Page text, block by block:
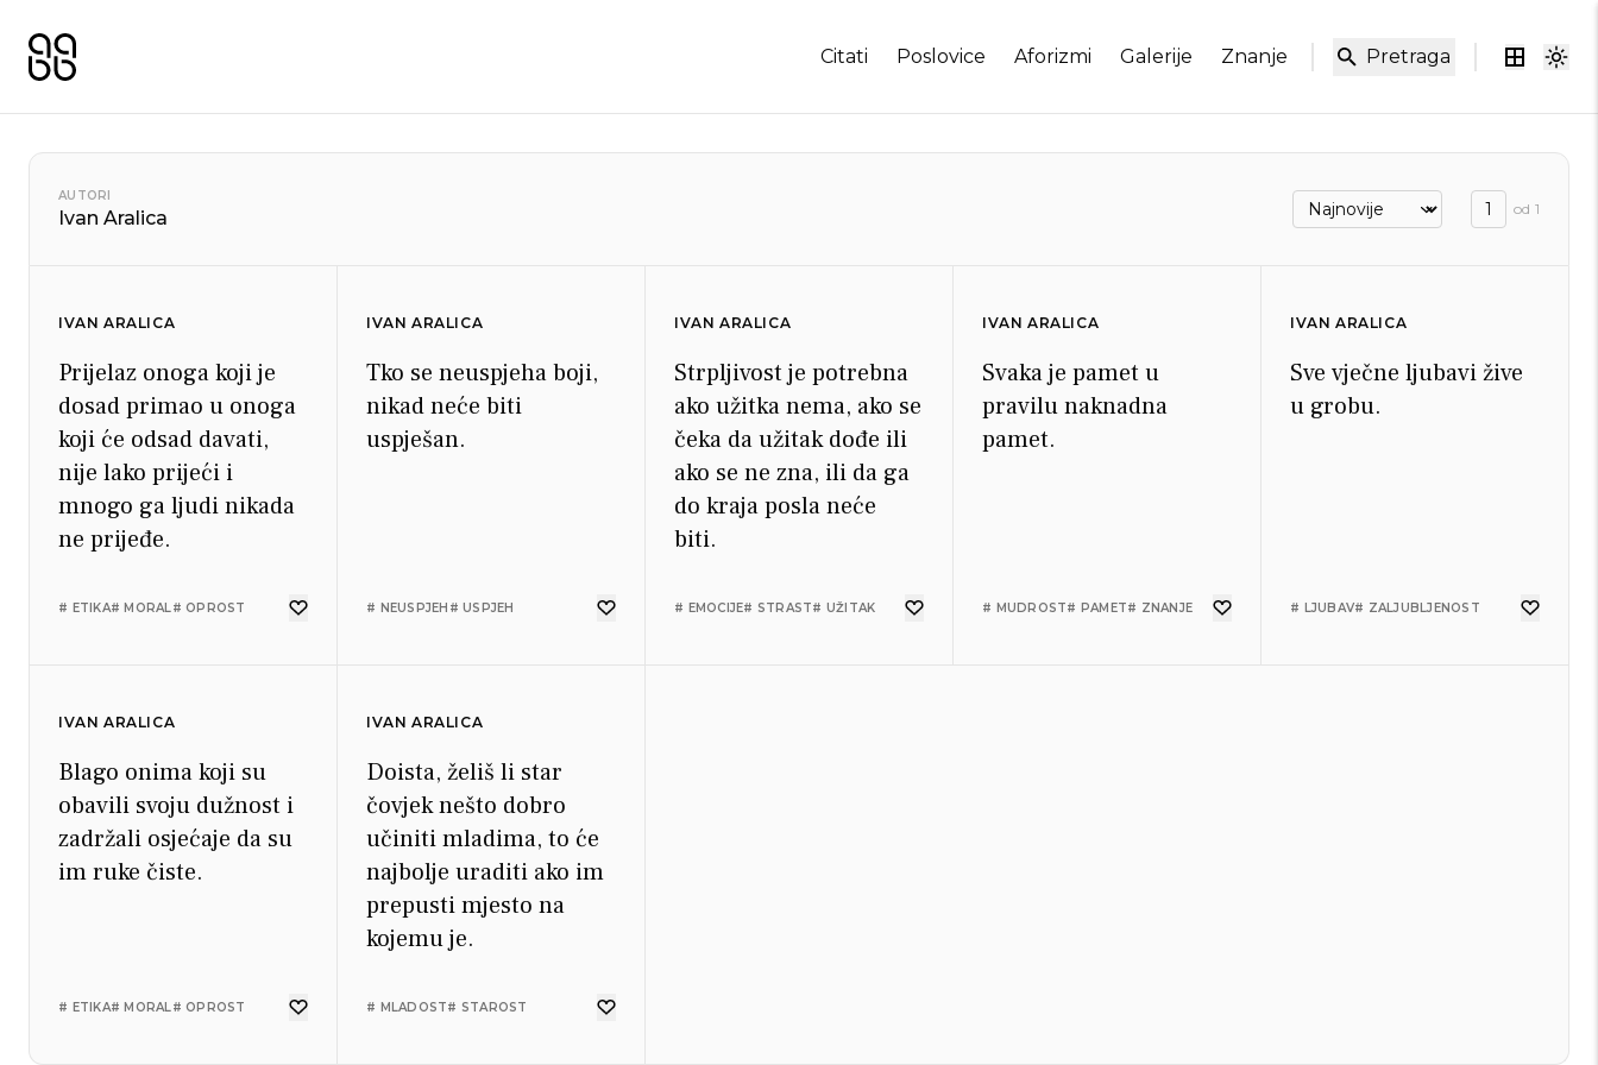
Pretraga
Citati Poslovice Aforizmi Galerije Znanje
AUTORI
Ivan Aralica od 1
IVAN ARALICA
Prijelaz onoga koji je
dosad primao u onoga
koji će odsad davati,
nije lako prijeći i
mnogo ga ljudi nikada
ne prijeđe.
# ETIKA# MORAL# OPROST
IVAN ARALICA
Tko se neuspjeha boji,
nikad neće biti
uspješan.
# NEUSPJEH # USPJEH
IVAN ARALICA
Strpljivost je potrebna
ako užitka nema, ako se
čeka da užitak dođe ili
ako se ne zna, ili da ga
do kraja posla neće
biti.
# EMOCIJE# STRAST# UŽITAK
IVAN ARALICA
Svaka je pamet u
pravilu naknadna
pamet.
# MUDROST# PAMET# ZNANJE
IVAN ARALICA
Sve vječne ljubavi žive
u grobu.
# LJUBAV# ZALJUBLJENOST
IVAN ARALICA
Blago onima koji su
obavili svoju dužnost i
zadržali osjećaje da su
im ruke čiste.
# ETIKA# MORAL# OPROST
IVAN ARALICA
Doista, želiš li star
čovjek nešto dobro
učiniti mladima, to će
najbolje uraditi ako im
prepusti mjesto na
kojemu je.
# MLADOST# STAROST